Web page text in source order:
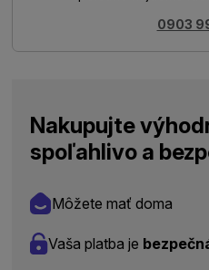
0903
Nakupujte
spoľahlivo a
Môžete mať doma
Vaša platba je